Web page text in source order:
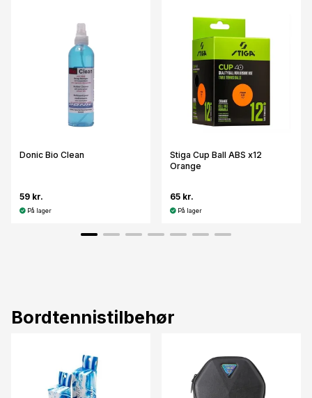
Donic Bio Clean
59 kr.
På lager
Stiga Cup Ball ABS x12
Orange
65 kr.
På lager
Bordtennistilbehør